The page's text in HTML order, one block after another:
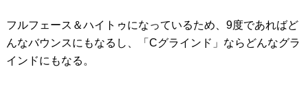
フルフェース＆ハイトゥになっているため、9度であればど
んなバウンスにもなるし、「Cグラインド」ならどんなグラ
インドにもなる。